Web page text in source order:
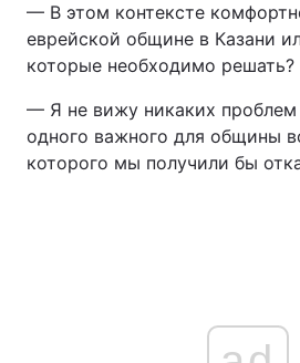
— В этом контексте
еврейской общине в Казани
которые необходимо решать?
— Я не вижу никаких
одного важного для общины
которого мы получили бы